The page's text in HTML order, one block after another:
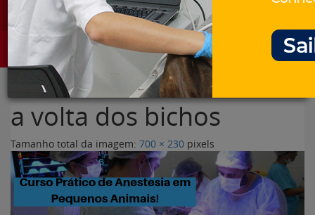
Assine Gratuitamente
Categorias
a volta dos bichos
Tamanho total da imagem: 700 × 230 pixels